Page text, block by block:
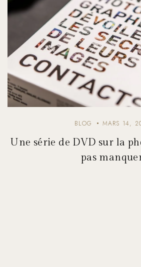
BLOG MARS 14,
Une série de DVD sur la
pas